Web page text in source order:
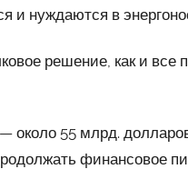
и нуждаются в
решение, как и
около 55 млрд.
финансовое